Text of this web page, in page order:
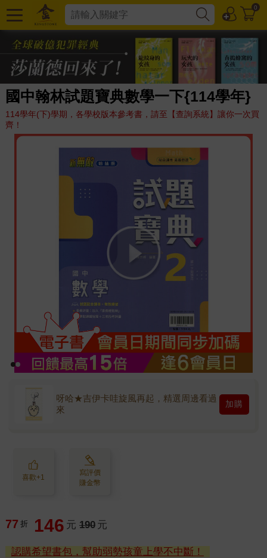
0
國中翰林試題寶典數學一下{114學年}
114學年(下)學期，各學校版本參考書，請至【查詢系統】讓你一次買
齊！
呀哈★吉伊卡哇旋風再起，精選周邊看過
來
加購
喜歡+1
寫評價
賺金幣
77 折 146 元 190 元
認購希望書包，幫助弱勢孩童上學不中斷！